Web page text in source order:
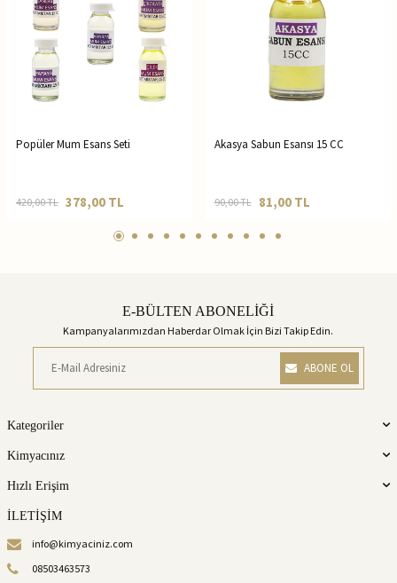
Popüler Mum Esans Seti
420,00TL 378,00 TL
Akasya Sabun Esansı 15 CC
90,00TL 81,00TL
E-BÜLTEN ABONELİĞİ
Kampanyalarımızdan Haberdar Olmak İçin Bizi Takip Edin.
ABONE OL
Kategoriler
Kimyacınız
Hızlı Erişim
İLETİŞİM
info@kimyaciniz.com
08503463573